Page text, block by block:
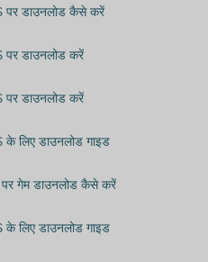
डाउनलोड कैसे करें
डाउनलोड करें
डाउनलोड करें
लिए डाउनलोड गाइड
गेम डाउनलोड कैसे करें
लिए डाउनलोड गाइड